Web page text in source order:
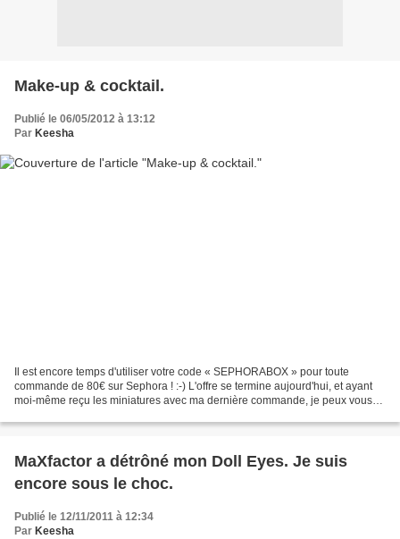
Make-up & cocktail.
Publié le 06/05/2012 à 13:12
Par Keesha
Il est encore temps d'utiliser votre code « SEPHORABOX » pour toute
commande de 80€ sur Sephora ! :-) L'offre se termine aujourd'hui, et ayant
moi-même reçu les miniatures avec ma dernière commande, je peux vous
MaXfactor a détrôné mon Doll Eyes. Je suis
encore sous le choc.
Publié le 12/11/2011 à 12:34
Par Keesha